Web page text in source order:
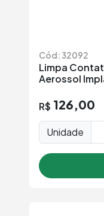
Cód: 32092
Limpa
Aerossol
R$ 126,00
Unidade